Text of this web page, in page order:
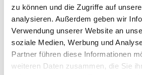
zu können und die Zugriffe auf
analysieren. Außerdem geben wir
Verwendung unserer Website an
soziale Medien, Werbung und
Partner führen diese Informationen
weiteren Daten zusammen, die Sie